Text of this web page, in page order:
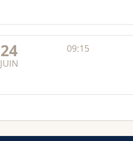
24
JUIN
09:15